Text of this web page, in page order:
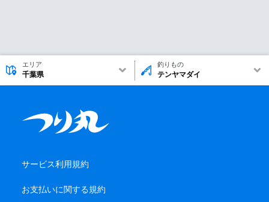
エリア
千葉県
釣りもの
テンヤマダイ
サービス利用規約
お支払いに関する規約